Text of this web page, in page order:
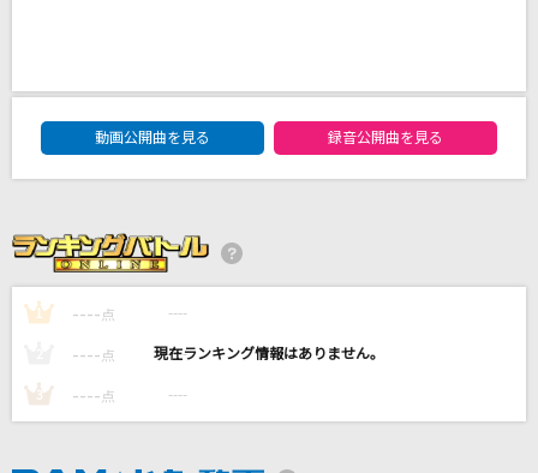
[良音]三日月
絢香
津吹みゆ
夏祭り
[生音]インフェルノ
DAM★ともボーカルエントリーランキング
動画公開曲を見る
録音公開曲を見る
1 ---- 点 ----
---- 点 ----
3 ---- 点 ----